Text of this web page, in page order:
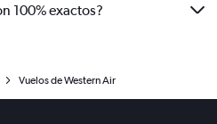
100% exactos?
Vuelos de Western Air